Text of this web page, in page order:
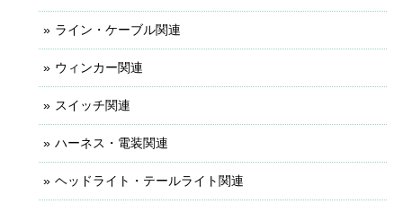
ライン・ケーブル関連
ウィンカー関連
スイッチ関連
ハーネス・電装関連
ヘッドライト・テールライト関連